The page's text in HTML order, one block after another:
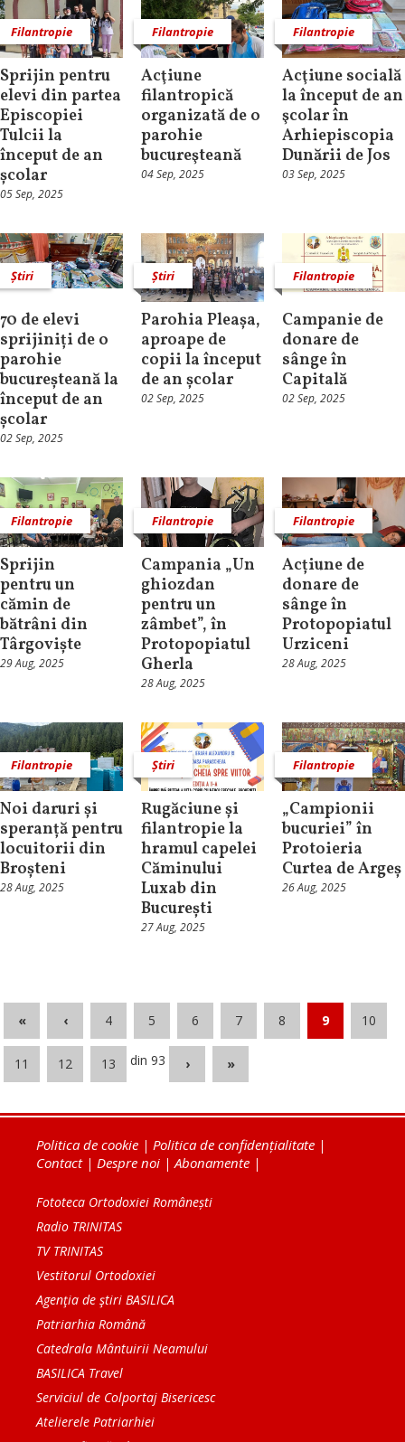
Filantropie
Sprijin pentru
elevi din partea
Episcopiei
Tulcii la
început de an
școlar
05 Sep, 2025
Filantropie
Acţiune
filantropică
organizată de o
parohie
bucureşteană
04 Sep, 2025
Filantropie
Acţiune socială
la început de an
şcolar în
Arhiepiscopia
Dunării de Jos
03 Sep, 2025
Știri
70 de elevi
sprijiniți de o
parohie
bucureșteană la
început de an
școlar
02 Sep, 2025
Știri
Parohia Pleașa,
aproape de
copii la început
de an școlar
02 Sep, 2025
Filantropie
Campanie de
donare de
sânge în
Capitală
02 Sep, 2025
Filantropie
Sprijin
pentru un
cămin de
bătrâni din
Târgoviște
29 Aug, 2025
Filantropie
Campania „Un
ghiozdan
pentru un
zâmbet”, în
Protopopiatul
Gherla
28 Aug, 2025
Filantropie
Acțiune de
donare de
sânge în
Protopopiatul
Urziceni
28 Aug, 2025
Filantropie
Noi daruri și
speranță pentru
locuitorii din
Broșteni
28 Aug, 2025
Știri
Rugăciune și
filantropie la
hramul capelei
Căminului
Luxab din
București
27 Aug, 2025
Filantropie
„Campionii
bucuriei” în
Protoieria
Curtea de Argeș
26 Aug, 2025
« ‹ 4 5 6 7 8 9 10
11 12 13 din 93 › »
Politica de cookie | Politica de confidențialitate |
Contact| Despre noi |Abonamente |
Fototeca Ortodoxiei Românești
Radio TRINITAS
TV TRINITAS
Vestitorul Ortodoxiei
Agenţia de ştiri BASILICA
Patriarhia Română
Catedrala Mântuirii Neamului
BASILICA Travel
Serviciul de Colportaj Bisericesc
Atelierele Patriarhiei